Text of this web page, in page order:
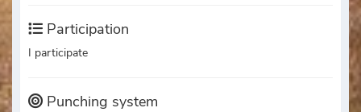
Participation
I participate
Punching system